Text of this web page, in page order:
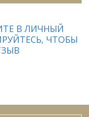
В ЛИЧНЫЙ
ЧТОБЫ